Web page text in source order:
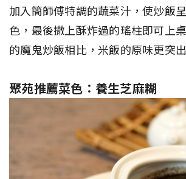
加入簡師傅特調的蔬菜汁，使炒飯
色，最後撒上酥炸過的瑤柱即可上
的魔鬼炒飯相比，米飯的原味更突出
聚苑推薦菜色：養生芝麻糊